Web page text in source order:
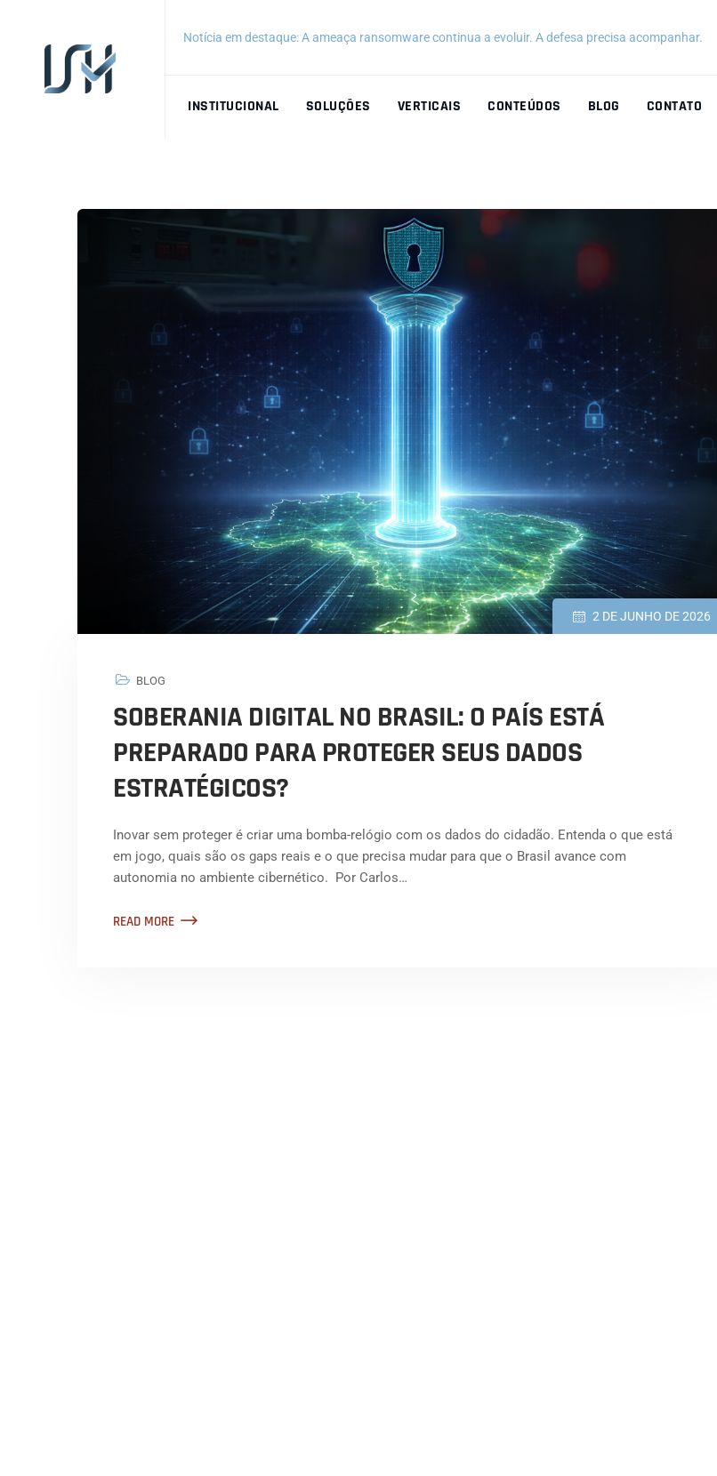
Notícia em destaque: A ameaça ransomware continua a evoluir. A defesa precisa acompanhar.
INSTITUCIONAL SOLUÇÕES VERTICAIS CONTEÚDOS BLOG CONTATO
2 DE JUNHO DE 2026
BLOG
SOBERANIA DIGITAL NO BRASIL: O PAÍS ESTÁ
PREPARADO PARA PROTEGER SEUS DADOS
ESTRATÉGICOS?
Inovar sem proteger é criar uma bomba-relógio com os dados do cidadão. Entenda o que está
em jogo, quais são os gaps reais e o que precisa mudar para que o Brasil avance com
autonomia no ambiente cibernético. Por Carlos…
READ MORE